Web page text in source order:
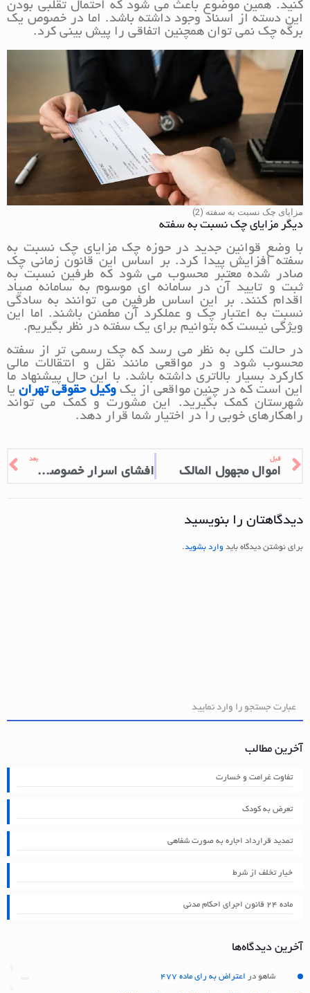
کنید. همین موضوع باعث می شود که احتمال تقلبی بودن
این دسته از اسناد وجود داشته باشد. اما در خصوص یک
برگه چک نمی توان همچنین اتفاقی را پیش بینی کرد.
مزایای چک نسبت به سفته (2)
دیگر مزایای چک نسبت به سفته
با وضع قوانین جدید در حوزه چک مزایای چک نسبت به
سفته افزایش پیدا کرد. بر اساس این قانون زمانی چک
صادر شده معتبر محسوب می شود که طرفین نسبت به
ثبت و تایید آن در سامانه ای موسوم به سامانه صیاد
اقدام کنند. بر این اساس طرفین می توانند به سادگی
نسبت به اعتبار چک و عملکرد آن مطمئن باشند. اما این
ویژگی نیست که بتوانیم برای یک سفته در نظر بگیریم.
در حالت کلی به نظر می رسد که چک رسمی تر از سفته
محسوب شود و در مواقعی مانند نقل و انتقالات مالی
کارکرد بسیار بالاتری داشته باشد. با این حال پیشنهاد ما
این است که در چنین مواقعی از یکوکیل حقوقی تهرانیا
شهرستان کمک بگیرید. این مشورت و کمک می تواند
راهکارهای خوبی را در اختیار شما قرار دهد.
قبل
اموال مجهول المالک
بعد
افشای اسرار خصوصی و حکم آن در قانون
دیدگاهتان را بنویسید
برای نوشتن دیدگاه باید وارد بشوید.
آخرین مطالب
تفاوت غرامت و خسارت
تعرض به کودک
تمدید قرارداد اجاره به صورت شفاهی
خیار تخلف از شرط
ماده ۲۴ قانون اجرای احکام مدنی
آخرین دیدگاه‌ها
شاهو در اعتراض به رای ماده 477